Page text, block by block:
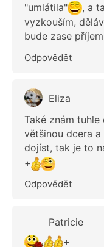
"umlátila"
, a
vyzkouším,
bude zase
Odpovědět
Eliza
Také znám
většinou dcera
dojíst, tak je to
+
Odpovědět
Patricie
+